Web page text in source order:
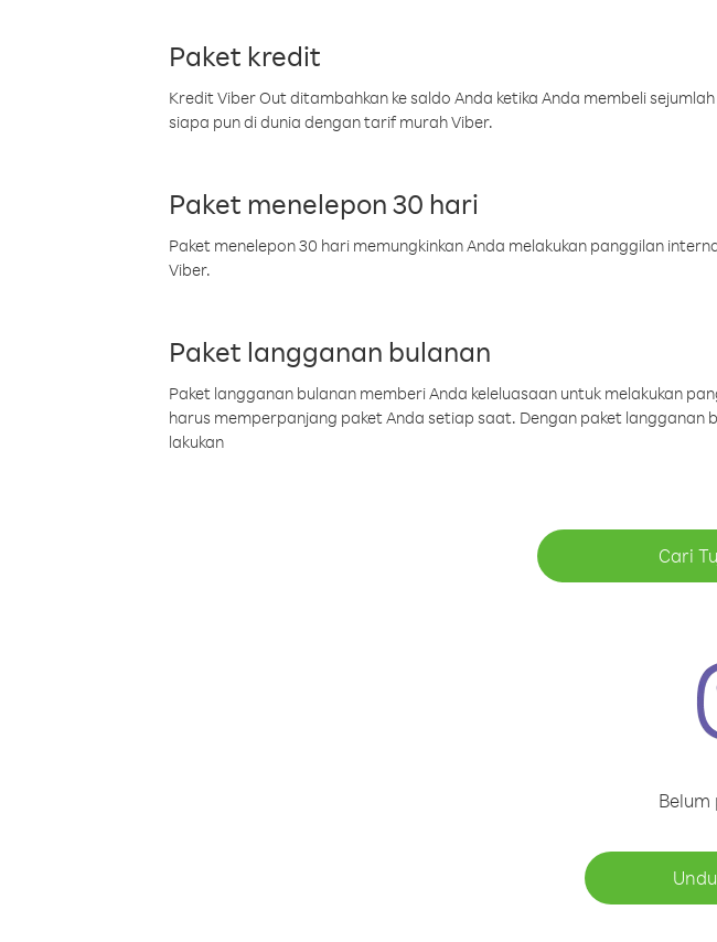
Paket kredit
Kredit Viber Out ditambahkan ke saldo Anda ketika Anda membeli
siapa pun di dunia dengan tarif murah Viber.
Paket menelepon 30 hari
Paket menelepon 30 hari memungkinkan Anda melakukan panggilan
Viber.
Paket langganan bulanan
Paket langganan bulanan memberi Anda keleluasaan untuk melakukan
harus memperpanjang paket Anda setiap saat. Dengan paket
lakukan
Cari
Belum